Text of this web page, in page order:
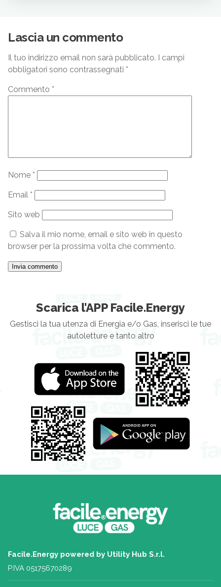
Lascia un commento
Il tuo indirizzo email non sarà pubblicato. I campi
obbligatori sono contrassegnati *
Commento *
Nome *
Email *
Sito web
Salva il mio nome, email e sito web in questo
browser per la prossima volta che commento.
Scarica l'APP Facile.Energy
Gestisci la tua utenza di Energia e/o Gas, inserisci le tue
autoletture e tanto altro
Facile.Energy powered by Utility Hub S.r.l.
P.IVA 05175670289